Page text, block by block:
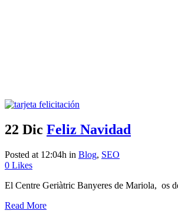
22 Dic Feliz Navidad
Posted at 12:04h in Blog, SEO
0 Likes
El Centre Geriàtric Banyeres de Mariola, os
Read More